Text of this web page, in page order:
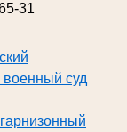
31
военный суд